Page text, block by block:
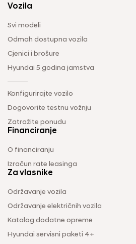
Vozila
Svi modeli
Odmah dostupna vozila
Cjenici i brošure
Hyundai 5 godina jamstva
Konfigurirajte vozilo
Dogovorite testnu vožnju
Zatražite ponudu
Financiranje
O financiranju
Izračun rate leasinga
Za vlasnike
Održavanje vozila
Održavanje električnih vozila
Katalog dodatne opreme
Hyundai servisni paketi 4+